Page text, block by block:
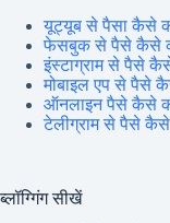
यूट्यूब से पैसा कैसे
फेसबुक से पैसे कैसे
इंस्टाग्राम से पैसे
मोबाइल एप से पैसे
ऑनलाइन पैसे कैसे
टेलीग्राम से पैसे
ब्लॉग्गिंग सीखें